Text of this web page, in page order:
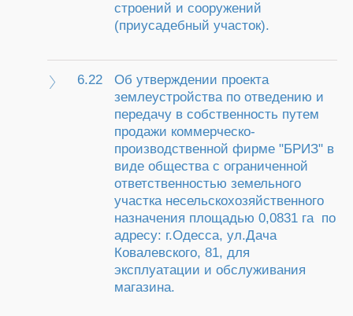
строений и сооружений
(приусадебный участок).
6.22
Об утверждении проекта
землеустройства по отведению и
передачу в собственность путем
продажи коммерческо-
производственной фирме "БРИЗ" в
виде общества с ограниченной
ответственностью земельного
участка несельскохозяйственного
назначения площадью 0,0831 га по
адресу: г.Одесса, ул.Дача
Ковалевского, 81, для
эксплуатации и обслуживания
магазина.